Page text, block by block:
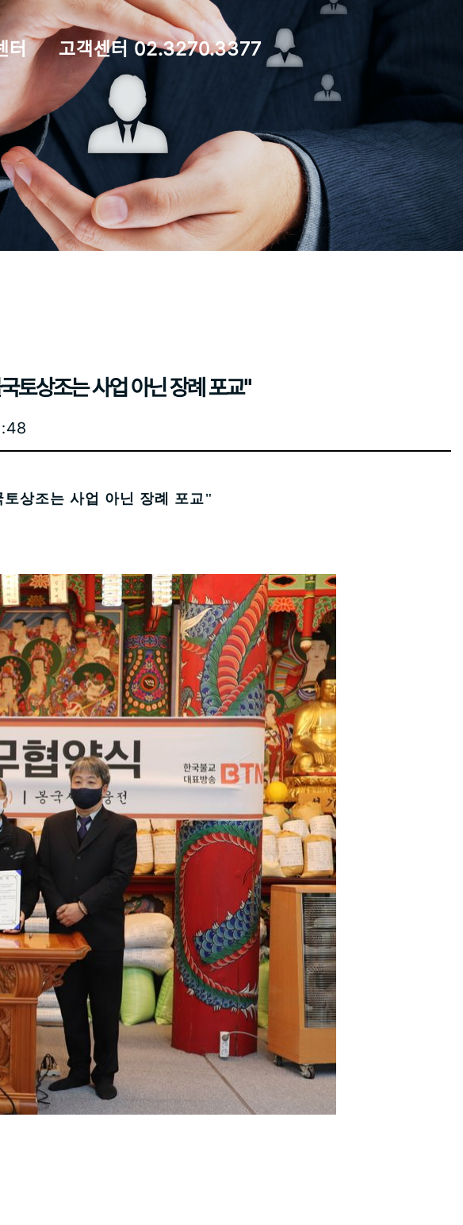
터 고객센터 02.3270.3377
토상조는 사업 아닌 장례 포교"
상조는 사업 아닌 장례 포교"